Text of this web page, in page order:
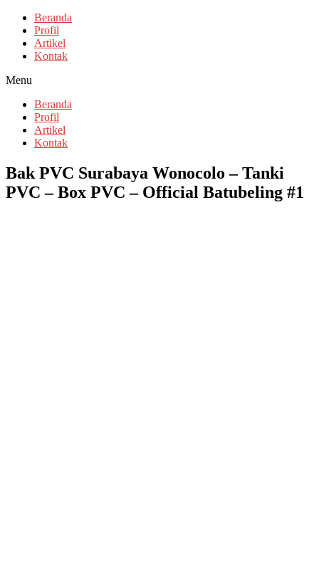
Beranda
Profil
Artikel
Kontak
Menu
Beranda
Profil
Artikel
Kontak
Bak PVC Surabaya Wonocolo – Tanki
PVC – Box PVC – Official Batubeling #1